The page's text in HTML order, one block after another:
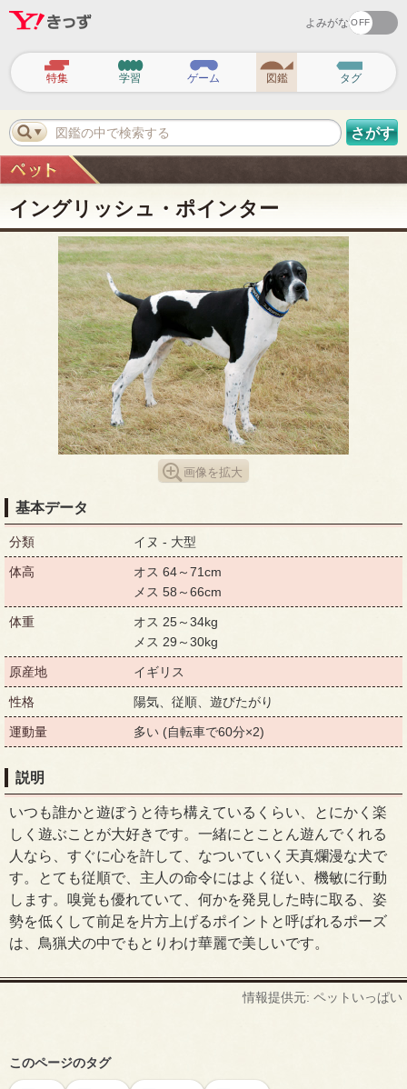
よみがな
ビ
ゲ
ー
シ
ョ
特集 学習 ゲーム 図鑑 タグ
図鑑の中で検索する さがす
イングリッシュ・ポインター
画像を拡大
基本データ
分類 イヌ - 大型
体高
オス 64～71cm
メス 58～66cm
体重
オス 25～34kg
メス 29～30kg
原産地 イギリス
性格 陽気、従順、遊びたがり
運動量 多い (自転車で60分×2)
説明
いつも誰かと遊ぼうと待ち構えているくらい、とにかく楽
しく遊ぶことが大好きです。一緒にとことん遊んでくれる
人なら、すぐに心を許して、なついていく天真爛漫な犬で
す。とても従順で、主人の命令にはよく従い、機敏に行動
します。嗅覚も優れていて、何かを発見した時に取る、姿
勢を低くして前足を片方上げるポイントと呼ばれるポーズ
は、鳥猟犬の中でもとりわけ華麗で美しいです。
情報提供元: ペットいっぱい
このページのタグ